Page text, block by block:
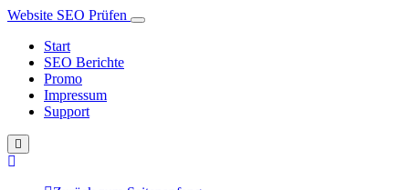
Website SEO Prüfen
Start
SEO Berichte
Promo
Impressum
Support